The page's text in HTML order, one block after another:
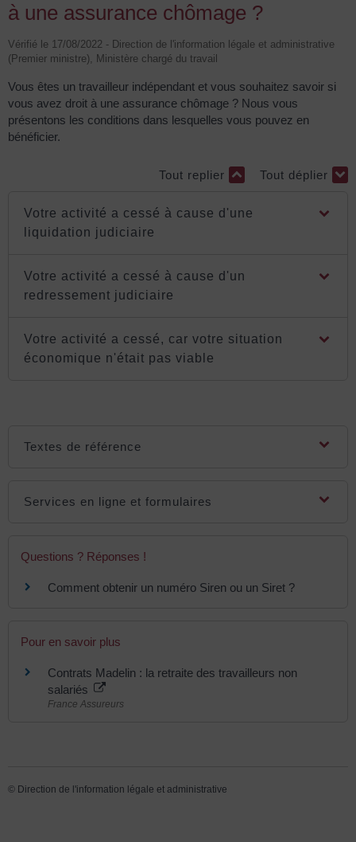
à une assurance chômage ?
Vérifié le 17/08/2022 - Direction de l'information légale et administrative
(Premier ministre), Ministère chargé du travail
Vous êtes un travailleur indépendant et vous souhaitez savoir si
vous avez droit à une assurance chômage ? Nous vous
présentons les conditions dans lesquelles vous pouvez en
bénéficier.
Tout replier Tout déplier
Votre activité a cessé à cause d'une
liquidation judiciaire
Votre activité a cessé à cause d'un
redressement judiciaire
Votre activité a cessé, car votre situation
économique n'était pas viable
Textes de référence
Services en ligne et formulaires
Questions ? Réponses !
Comment obtenir un numéro Siren ou un Siret ?
Pour en savoir plus
Contrats Madelin : la retraite des travailleurs non
salariés
France Assureurs
© Direction de l'information légale et administrative